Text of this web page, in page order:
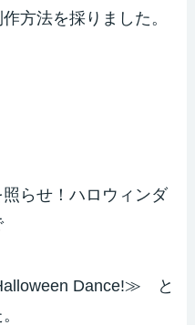
方法を採りました。
らせ！ハロウィンダ
Dance!≫ と